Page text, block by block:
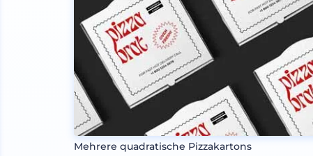
Mehrere quadratische Pizzakartons